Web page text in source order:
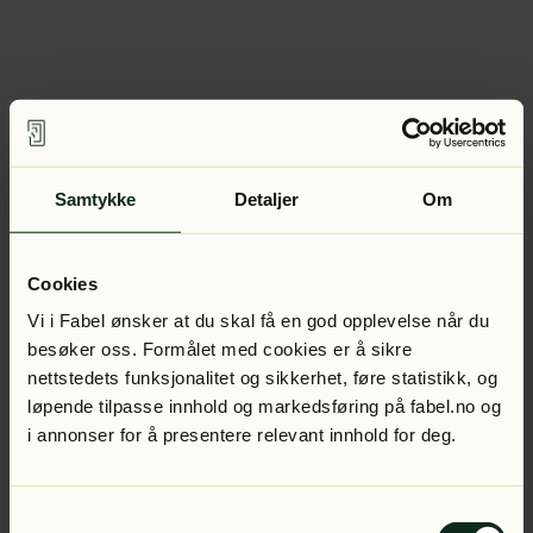
Samtykke Detaljer Om
Cookies
Vi i Fabel ønsker at du skal få en god opplevelse når du
besøker oss. Formålet med cookies er å sikre
nettstedets funksjonalitet og sikkerhet, føre statistikk, og
løpende tilpasse innhold og markedsføring på fabel.no og
i annonser for å presentere relevant innhold for deg.